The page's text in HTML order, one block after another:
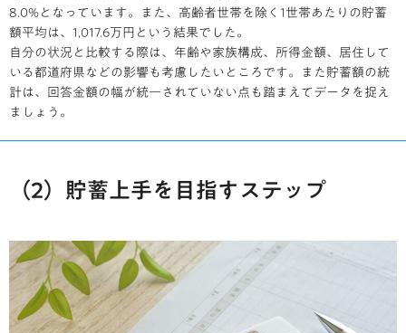
8.0%となっています。また、高齢者世帯を除く1世帯あたりの貯蓄
額平均は、1,017.6万円という結果でした。
自分の状況と比較する際は、年齢や家族構成、所得金額、居住して
いる都道府県などの影響も考慮したいところです。また貯蓄額の統
計は、回答金額の幅が統一されていない点も踏まえてデータを捉え
ましょう。
（2）貯蓄上手を目指すステップ